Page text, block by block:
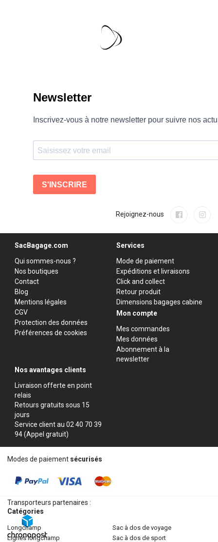
Rejoignez-nous
SacBagage.com
Qui sommes-nous ?
Nos boutiques
Contact
Blog
Mentions légales
CGV
Protection des données
Préférences de cookies
Services
Mode de paiement
Expéditions et livraisons
Click and collect
Retour produit
Dimensions bagages cabine
Mon compte
Mes commandes
Mes données
Abonnement à la
newsletter
Nos avantages clients
Livraison offerte en point
relais
Retours gratuits sous 15
jours
Service client au 02 40 70 39
94 (Appel gratuit)
Modes de paiement sécurisés
Transporteurs partenaires :
Catégories
longchamp
lignes longchamp
sac à dos de voyage
sac à dos de sport